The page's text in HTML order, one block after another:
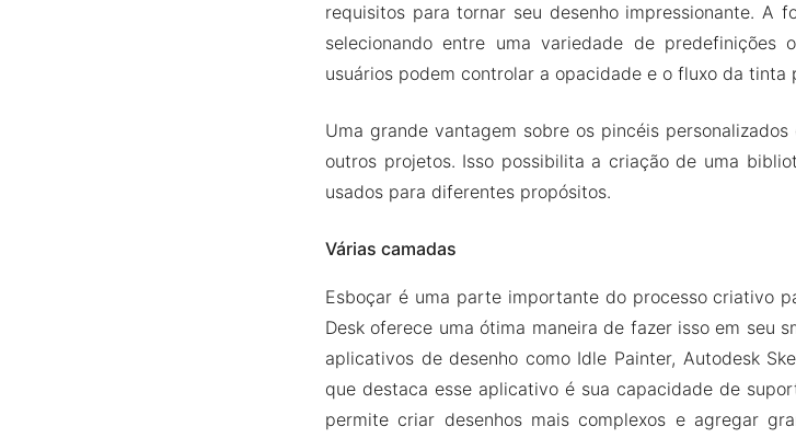
requisitos para tornar seu desenho impressionante. A
selecionando entre uma variedade de predefinições
usuários podem controlar a opacidade e o fluxo da tinta
Uma grande vantagem sobre os pincéis
outros projetos. Isso possibilita a criação de uma
usados para diferentes propósitos.
Várias camadas
Esboçar é uma parte importante do processo criativo
Desk oferece uma ótima maneira de fazer isso em seu
aplicativos de desenho como Idle Painter, Autodesk
que destaca esse aplicativo é sua capacidade de
permite criar desenhos mais complexos e agregar